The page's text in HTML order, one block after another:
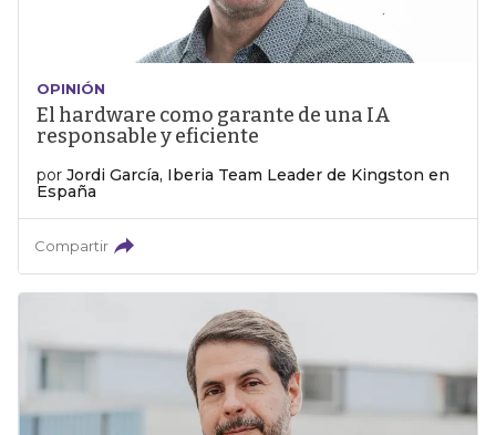
OPINIÓN
El hardware como garante de una IA
responsable y eficiente
por Jordi García, Iberia Team Leader de Kingston en
España
Compartir